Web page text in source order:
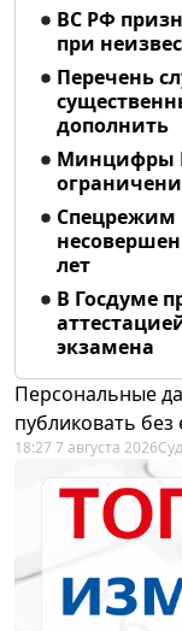
ВС РФ
при
Перечень
дополнить
Минцифры
Спецрежим
лет
В Госдуме
экзамена
Персональные
публиковать без
18:27 7 августа 2026